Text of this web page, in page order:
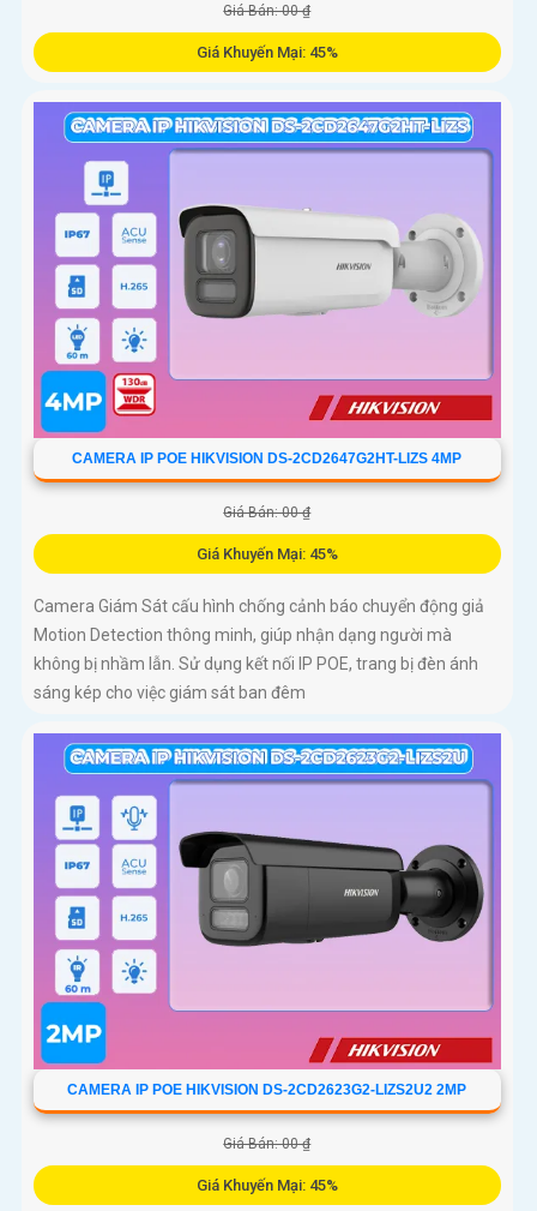
Giá Bán: 00 ₫
Giá Khuyến Mại: 45%
Camera An Ninh DS-2CD2683G2-LIZS2U tích hợp chức năng
Thu Âm và Phát hiện chuyển động, Chống Ngược Sáng DWDR
150db, hình ảnh rõ dù ở đâu, dành cho các công trình chuyên
dụng. Công nghệ H.265+/H
CAMERA IP POE HIKVISION DS-2CD2647G2HT-LIZS 4MP
Giá Bán: 00 ₫
Giá Khuyến Mại: 45%
Camera Giám Sát cấu hình chống cảnh báo chuyển động giả
Motion Detection thông minh, giúp nhận dạng người mà
không bị nhầm lẫn. Sử dụng kết nối IP POE, trang bị đèn ánh
sáng kép cho việc giám sát ban đêm
CAMERA IP POE HIKVISION DS-2CD2623G2-LIZS2U2 2MP
Giá Bán: 00 ₫
Giá Khuyến Mại: 45%